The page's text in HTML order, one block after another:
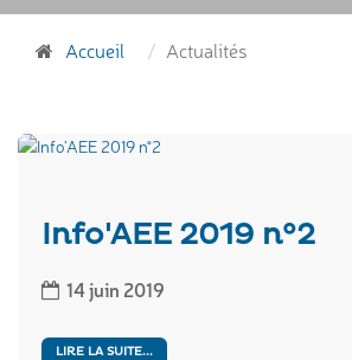
Accueil Actualités
Info'AEE 2019 n°2
14 juin 2019
LIRE LA SUITE...